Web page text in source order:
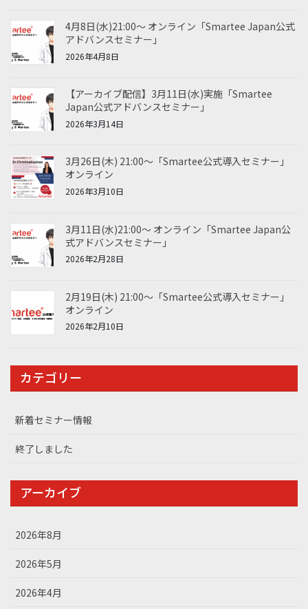
4月8日(水)21:00～ オンライン「Smartee Japan公式
アドバンスセミナー」
2026年4月8日
【アーカイブ配信】3月11日(水)実施「Smartee
Japan公式アドバンスセミナー」
2026年3月14日
3月26日(木) 21:00～「Smartee公式導入セミナー」
オンライン
2026年3月10日
3月11日(水)21:00～ オンライン「Smartee Japan公
式アドバンスセミナー」
2026年2月28日
2月19日(木) 21:00～「Smartee公式導入セミナー」
オンライン
2026年2月10日
カテゴリー
新着セミナー情報
終了しました
アーカイブ
2026年8月
2026年5月
2026年4月